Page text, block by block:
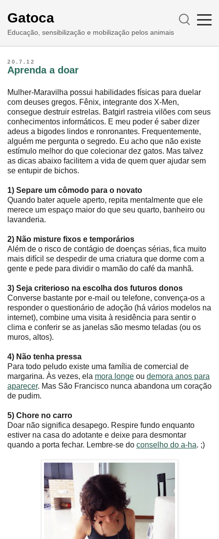
Gatoca
Educação, sensibilização e mobilização pelos animais
20.7.12
Aprenda a doar
Mulher-Maravilha possui habilidades físicas para duelar
com deuses gregos. Fênix, integrante dos X-Men,
consegue destruir estrelas. Batgirl rastreia vilões com seus
conhecimentos informáticos. E meu poder é saber dizer
adeus a bigodes lindos e ronronantes. Frequentemente,
alguém me pergunta o segredo. Eu acho que não existe
estímulo melhor do que colecionar dez gatos. Mas talvez
as dicas abaixo facilitem a vida de quem quer ajudar sem
se entupir de bichos.
1) Separe um cômodo para o novato
Quando bater aquele aperto, repita mentalmente que ele
merece um espaço maior do que seu quarto, banheiro ou
lavanderia.
2) Não misture fixos e temporários
Além de o risco de contágio de doenças sérias, fica muito
mais difícil se despedir de uma criatura que dorme com a
gente e pede para dividir o mamão do café da manhã.
3) Seja criterioso na escolha dos futuros donos
Converse bastante por e-mail ou telefone, convença-os a
responder o questionário de adoção (há vários modelos na
internet), combine uma visita à residência para sentir o
clima e conferir se as janelas são mesmo teladas (ou os
muros, altos).
4) Não tenha pressa
Para todo peludo existe uma família de comercial de
margarina. Às vezes, ela mora longe ou demora anos para
aparecer. Mas São Francisco nunca abandona um coração
de pudim.
5) Chore no carro
Doar não significa desapego. Respire fundo enquanto
estiver na casa do adotante e deixe para desmontar
quando a porta fechar. Lembre-se do conselho do a-ha. ;)